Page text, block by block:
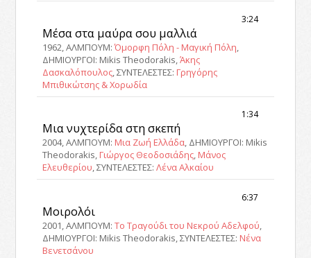
3:24
Μέσα στα μαύρα σου μαλλιά
1962, ΑΛΜΠΟΥΜ:Όμορφη Πόλη - Μαγική Πόλη
ΔΗΜΙΟΥΡΓΟΙ: Mikis Theodorakis,Άκης
Δασκαλόπουλος , ΣΥΝΤΕΛΕΣΤΕΣ: Γρηγόρης
Μπιθικώτσης & Χορωδία
1:34
Μια νυχτερίδα στη σκεπή
2004, ΑΛΜΠΟΥΜ: Μια Ζωή Ελλάδα, ΔΗΜΙΟΥΡΓΟΙ: Mikis
Theodorakis, Γιώργος Θεοδοσιάδης, Μάνος
Ελευθερίου, ΣΥΝΤΕΛΕΣΤΕΣ:Λένα Αλκαίου
6:37
Μοιρολόι
2001, ΑΛΜΠΟΥΜ:Το Τραγούδι του Νεκρού Αδελφού,
ΔΗΜΙΟΥΡΓΟΙ: Mikis Theodorakis, ΣΥΝΤΕΛΕΣΤΕΣ: Νένα
Βενετσάνου